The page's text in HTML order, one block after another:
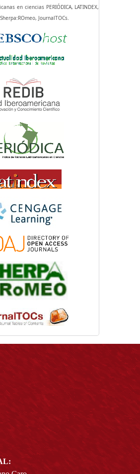
en ciencias PERIÓDICA, LATINDEX,
JournalTOCs.